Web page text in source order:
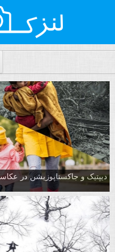
دیپتیک و جاکستا‌پوزیشن در